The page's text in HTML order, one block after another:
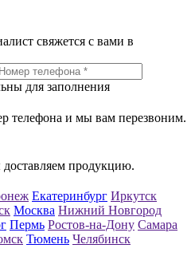
свяжется с вами в
для заполнения
телефона и мы вам перезвоним.
продукцию.
Екатеринбург Иркутск
Москва Нижний Новгород
Пермь Ростов-на-Дону Самара
Тюмень Челябинск